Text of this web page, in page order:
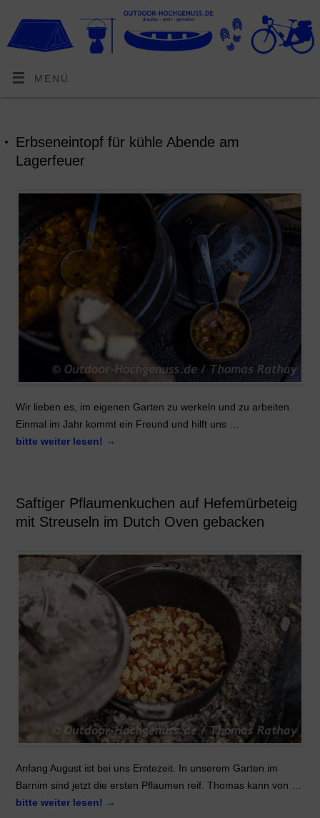
MENÜ
Erbseneintopf für kühle Abende am
Lagerfeuer
Wir lieben es, im eigenen Garten zu werkeln und zu arbeiten.
Einmal im Jahr kommt ein Freund und hilft uns …
bitte weiter lesen! →
Saftiger Pflaumenkuchen auf Hefemürbeteig
mit Streuseln im Dutch Oven gebacken
Anfang August ist bei uns Erntezeit. In unserem Garten im
Barnim sind jetzt die ersten Pflaumen reif. Thomas kann von …
bitte weiter lesen! →